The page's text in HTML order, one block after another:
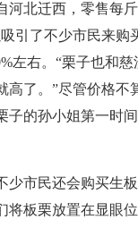
北迁西，零售每斤
引了不少市民来购
左右。“栗子也和
了。”尽管价格不
子的孙小姐第一时
市民还会购买生板
将板栗放置在显眼